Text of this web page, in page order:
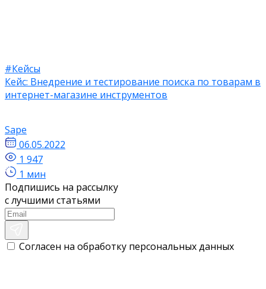
#Кейсы
Кейс: Внедрение и тестирование поиска по товарам в
интернет-магазине инструментов
Sape
06.05.2022
1 947
1 мин
Подпишись на рассылку
с лучшими статьями
Согласен на обработку персональных данных